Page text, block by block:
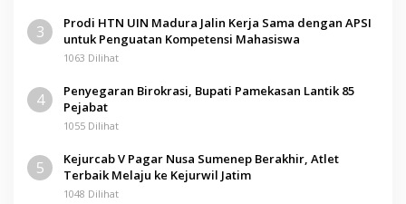
3
Prodi HTN UIN Madura Jalin Kerja Sama dengan APSI
untuk Penguatan Kompetensi Mahasiswa
1063 Dilihat
4
Penyegaran Birokrasi, Bupati Pamekasan Lantik 85
Pejabat
1055 Dilihat
5
Kejurcab V Pagar Nusa Sumenep Berakhir, Atlet
Terbaik Melaju ke Kejurwil Jatim
1048 Dilihat